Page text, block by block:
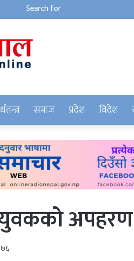
समाज प्रदेश विदेश
युवकको अपहरण